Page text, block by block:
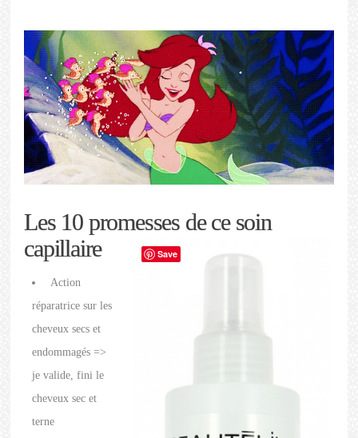
Les 10 promesses de ce soin
capillaire
Action
réparatrice sur les
cheveux secs et
endommagés =>
je valide, fini le
cheveux sec et
terne
Save